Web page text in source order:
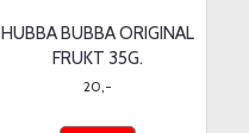
HUBBA BUBBA ORIGINAL
FRUKT 35G.
20,-